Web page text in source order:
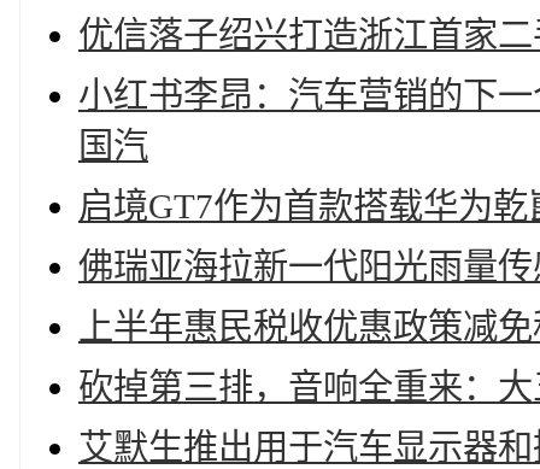
优信落子绍兴打造浙江首家
小红书李昂：汽车营销的下
国汽
启境GT7作为首款搭载华为
佛瑞亚海拉新一代阳光雨量
上半年惠民税收优惠政策减
砍掉第三排，音响全重来：
艾默生推出用于汽车显示器